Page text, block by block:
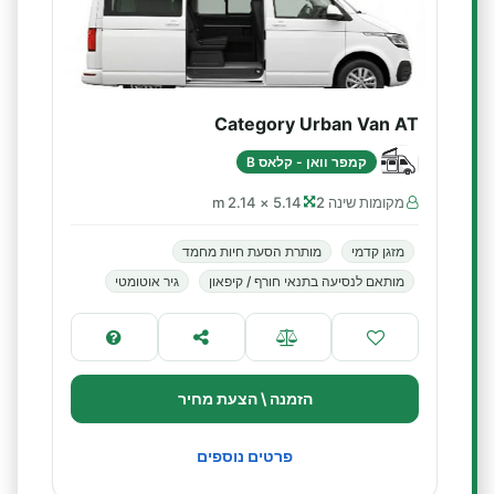
Category Urban Van AT
קמפר וואן - קלאס B
מקומות שינה 2 5.14 × 2.14 m
מזגן קדמי
מותרת הסעת חיות מחמד
מותאם לנסיעה בתנאי חורף / קיפאון
גיר אוטומטי
הזמנה \ הצעת מחיר
פרטים נוספים